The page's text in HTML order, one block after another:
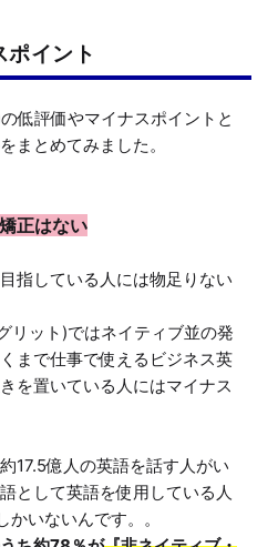
ポイント
低評価やマイナスポイントと
まとめてみました。
正はない
指している人には物足りない
リット)ではネイティブ並の発
まで仕事で使えるビジネス英
を置いている人にはマイナス
17.5億人の英語を話す人がい
として英語を使用している人
いないんです。。